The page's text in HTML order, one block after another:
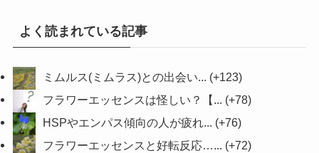
よく読まれている記事
ミムルス(ミムラス)との出会い... +123
フラワーエッセンスは怪しい？【... +78
HSPやエンパス傾向の人が疲れ... +76
フラワーエッセンスと好転反応…... +72